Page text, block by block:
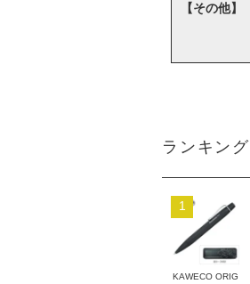
【その他】
ランキング
1
KAWECO ORIG